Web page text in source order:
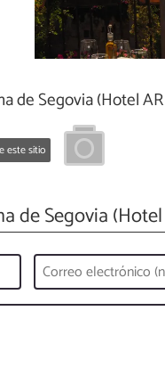
de Segovia (Hotel
este sitio
de Segovia